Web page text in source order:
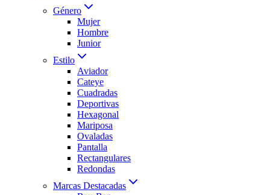
Género
Mujer
Hombre
Junior
Estilo
Aviador
Cateye
Cuadradas
Deportivas
Hexagonal
Mariposa
Ovaladas
Pantalla
Rectangulares
Redondas
Marcas Destacadas